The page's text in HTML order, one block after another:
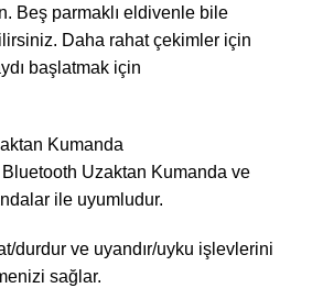
Beş parmaklı eldivenle bile
Daha rahat çekimler için
başlatmak için
Kumanda
Uzaktan Kumanda ve
ile uyumludur.
durdur ve uyandır/uyku işlevlerini
sağlar.